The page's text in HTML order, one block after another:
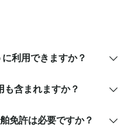
利用できますか？
も含まれますか？
免許は必要ですか？